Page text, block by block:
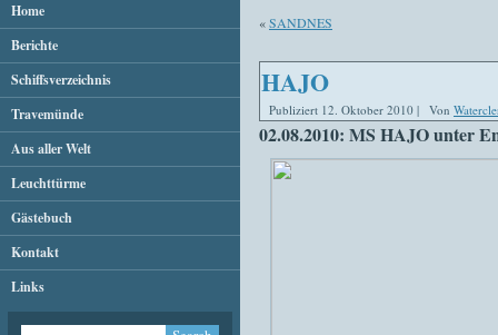
Home
Berichte
Schiffsverzeichnis
Travemünde
Aus aller Welt
Leuchttürme
Gästebuch
Kontakt
Links
«SANDNES
HAJO
Publiziert 12. Oktober 2010 | Von
02.08.2010: MS HAJO unter